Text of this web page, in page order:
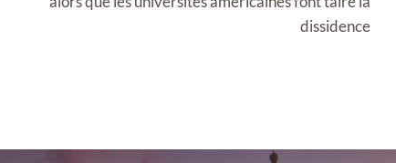
dissidence